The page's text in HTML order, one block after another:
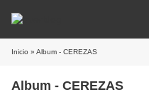
Inicio » Album - CEREZAS
Album - CEREZAS